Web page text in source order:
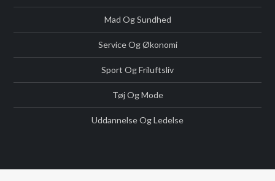
Mad Og Sundhed
Service Og Økonomi
Sport Og Friluftsliv
Tøj Og Mode
Uddannelse Og Ledelse